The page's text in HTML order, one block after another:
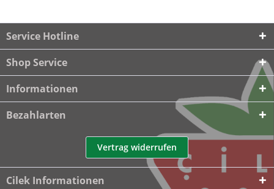
Service Hotline
Shop Service
Informationen
Bezahlarten
Vertrag widerrufen
Cilek Informationen